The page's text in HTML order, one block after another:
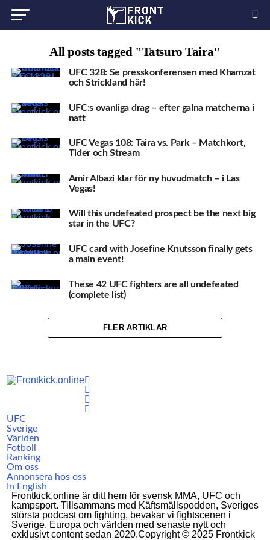
All posts tagged "Tatsuro Taira"
UFC 328: Se presskonferensen med Khamzat
och Strickland här!
UFC:s ovanliga drag – efter galna matcherna i
natt
UFC Vegas 108: Taira vs. Park – Matchkort,
Tider och Stream
Amir Albazi klar för ny huvudmatch – i Las
Vegas!
Will this undefeated prospect be the next big
star in the UFC?
UFC card with Josefine Knutsson finally gets
a main event!
These 42 UFC fighters are all undefeated
(complete list)
FLER ARTIKLAR
UFC
Sverige
Världen
Fotboll
Ranking
Om oss
Annonsera hos oss
In English
Frontkick.online är ditt hem för svensk MMA, UFC och
kampsport. Tillsammans med Käftsmällspodden, Sveriges
största podcast om fighting, bevakar vi fightscenen i
Sverige, Europa och världen med senaste nytt och
exklusivt content sedan 2020.Copyright © 2025 Frontkick